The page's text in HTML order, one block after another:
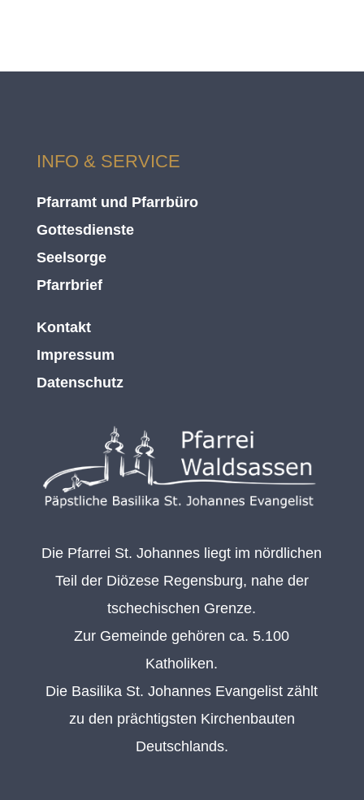
INFO & SERVICE
Pfarramt und Pfarrbüro
Gottesdienste
Seelsorge
Pfarrbrief
Kontakt
Impressum
Datenschutz
Die Pfarrei St. Johannes liegt im nördlichen
Teil der Diözese Regensburg, nahe der
tschechischen Grenze.
Zur Gemeinde gehören ca. 5.100
Katholiken.
Die Basilika St. Johannes Evangelist zählt
zu den prächtigsten Kirchenbauten
Deutschlands.